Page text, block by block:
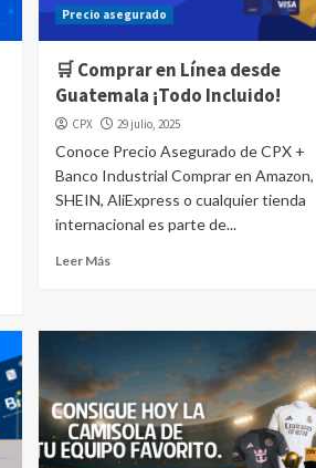
Precio asegurado
🛒 Comprar en Línea desde
Guatemala ¡Todo Incluido!
CPX 29 julio, 2025
Conoce Precio Asegurado de CPX +
Banco Industrial Comprar en Amazon,
SHEIN, AliExpress o cualquier tienda
internacional es parte de...
Leer Más